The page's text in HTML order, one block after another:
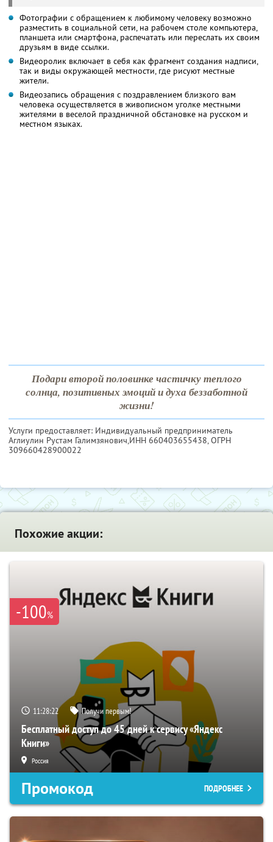
Фотографии с обращением к любимому человеку возможно
разместить в социальной сети, на рабочем столе компьютера,
планшета или смартфона, распечатать или переслать их своим
друзьям в виде ссылки.
Видеоролик включает в себя как фрагмент создания надписи,
так и виды окружающей местности, где рисуют местные
жители.
Видеозапись обращения с поздравлением близкого вам
человека осуществляется в живописном уголке местными
жителями в веселой праздничной обстановке на русском и
местном языках.
Подари второй половинке частичку теплого
солнца, позитивных эмоций и духа беззаботной
жизни!
Услуги предоставляет: Индивидуальный предприниматель
Аглиулин Рустам Галимзянович,ИНН 660403655438, ОГРН
309660428900022
Похожие акции:
-100%
11:28:21 Получи первым!
Бесплатный доступ до 45 дней к сервису «Яндекс
Книги»
Россия
Промокод ПОДРОБНЕЕ